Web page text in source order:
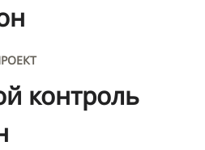
контроль